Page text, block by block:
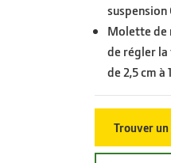
Molette de
de régler
de 2,5 cm à
Trouver